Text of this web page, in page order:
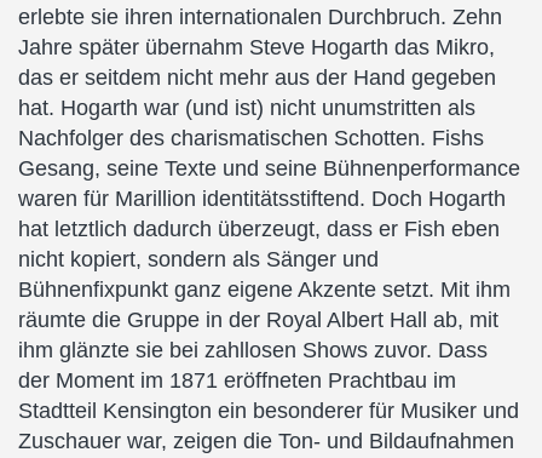
erlebte sie ihren internationalen Durchbruch. Zehn
Jahre später übernahm Steve Hogarth das Mikro,
das er seitdem nicht mehr aus der Hand gegeben
hat. Hogarth war (und ist) nicht unumstritten als
Nachfolger des charismatischen Schotten. Fishs
Gesang, seine Texte und seine Bühnenperformance
waren für Marillion identitätsstiftend. Doch Hogarth
hat letztlich dadurch überzeugt, dass er Fish eben
nicht kopiert, sondern als Sänger und
Bühnenfixpunkt ganz eigene Akzente setzt. Mit ihm
räumte die Gruppe in der Royal Albert Hall ab, mit
ihm glänzte sie bei zahllosen Shows zuvor. Dass
der Moment im 1871 eröffneten Prachtbau im
Stadtteil Kensington ein besonderer für Musiker und
Zuschauer war, zeigen die Ton- und Bildaufnahmen